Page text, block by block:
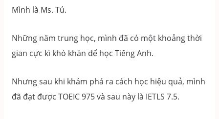
–
3
có
đáp
hướng
Mình là Ms. Tú.
Những năm trung học, mình đã có một khoảng thời
gian cực kì khó khăn để học Tiếng Anh.
Nhưng sau khi khám phá ra cách học hiệu quả, mình
đã đạt được TOEIC 975 và sau này là IETLS 7.5.